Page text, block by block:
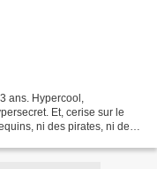
ans. Hypercool,
Et, cerise sur le
ni des pirates, ni des